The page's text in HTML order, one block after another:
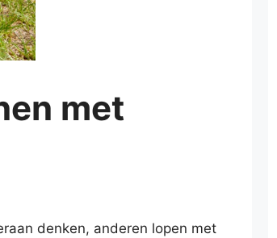
met
denken, anderen lopen met